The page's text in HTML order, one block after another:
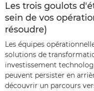
Les trois goulots
sein de vos
résoudre)
Les équipes
solutions de
investissement
peuvent persister en
découvrir un parcours